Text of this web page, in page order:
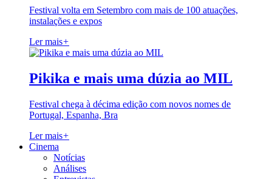
Festival volta em Setembro com mais de 100 atuações,
instalações e expos
Ler mais+
Pikika e mais uma dúzia ao MIL
Festival chega à décima edição com novos nomes de
Portugal, Espanha, Bra
Ler mais+
Cinema
Notícias
Análises